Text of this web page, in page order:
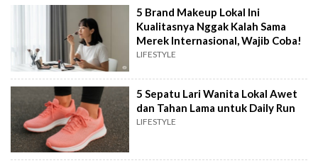
5 Brand Makeup Lokal Ini
Kualitasnya Nggak Kalah Sama
Merek Internasional, Wajib Coba!
LIFESTYLE
5 Sepatu Lari Wanita Lokal Awet
dan Tahan Lama untuk Daily Run
LIFESTYLE